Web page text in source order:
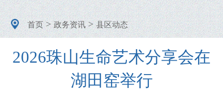
首页>政务资讯>县区动态
2026珠山生命艺术分享会在
湖田窑举行